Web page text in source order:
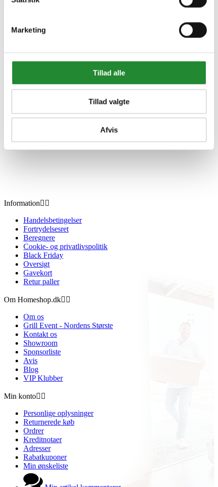
Marketing
Tillad alle
Tillad valgte
Afvis
Wimex låge kompl h140 fur -
Information 
Handelsbetingelser
Fortrydelsesret
Beregnere
Cookie- og privatlivspolitik
Black Friday
Oversigt
Gavekort
Retur paller
Om Homeshop.dk 
Om os
Grill Event - Nordens Største
Kontakt os
Showroom
Sponsorliste
Avis
Blog
VIP Klubber
Min konto 
Personlige oplysninger
Returnerede køb
Ordrer
Kreditnotaer
Adresser
Rabatkuponer
Min ønskeliste